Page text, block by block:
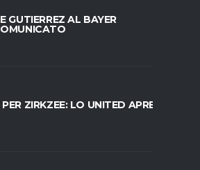
GUTIERREZ AL BAYER
ZIRKZEE: LO UNITED APRE AL